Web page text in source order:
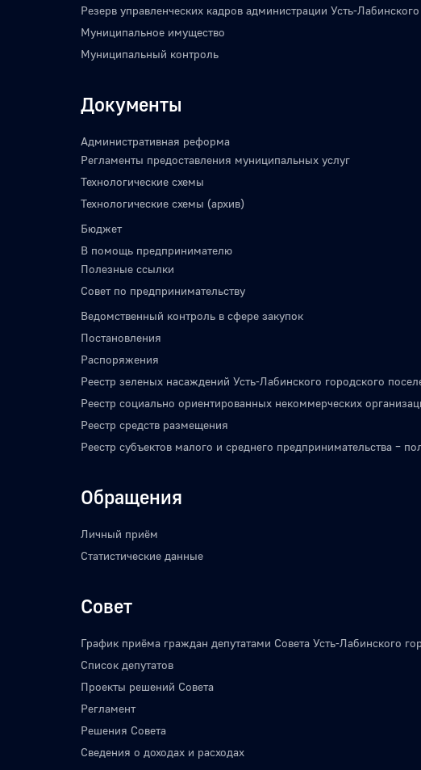
Резерв управленческих кадров администрации Усть-
Муниципальное имущество
Муниципальный контроль
Документы
Административная реформа
Регламенты предоставления муниципальных услуг
Технологические схемы
Технологические схемы (архив)
Бюджет
В помощь предпринимателю
Полезные ссылки
Совет по предпринимательству
Ведомственный контроль в сфере закупок
Постановления
Распоряжения
Реестр зеленых насаждений Усть-Лабинского городского
Реестр социально ориентированных некоммерческих
Реестр средств размещения
Реестр субъектов малого и среднего предпринимательства –
Обращения
Личный приём
Статистические данные
Совет
График приёма граждан депутатами Совета Усть-Лабинского
Список депутатов
Проекты решений Совета
Регламент
Решения Совета
Сведения о доходах и расходах